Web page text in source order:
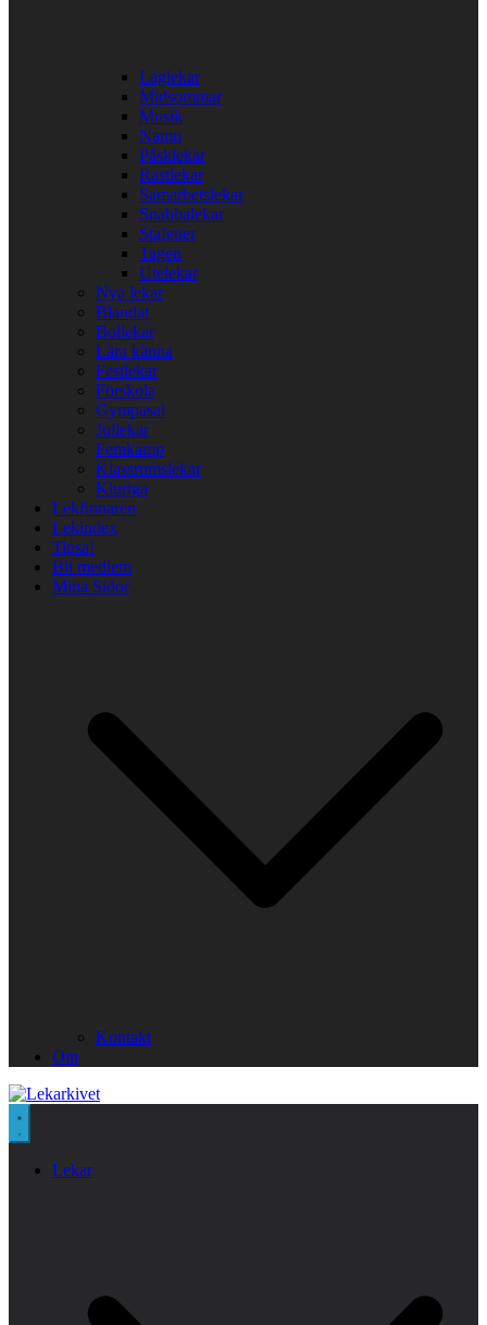
Laglekar
Midsommar
Musik
Namn
Påsklekar
Rastlekar
Samarbetslekar
Snabbalekar
Stafetter
Tagen
Utelekar
Nya lekar
Blandat
Bollekar
Lära känna
Festlekar
Förskola
Gympasal
Jullekar
Femkamp
Klassrumslekar
Kluriga
Lekfinnaren
Lekindex
Tipsa!
Bli medlem
Mina Sidor
Kontakt
Om
Lekar